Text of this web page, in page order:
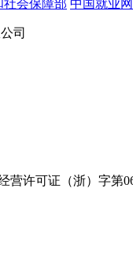
会保障部 中国就业网
司
营许可证（浙）字第